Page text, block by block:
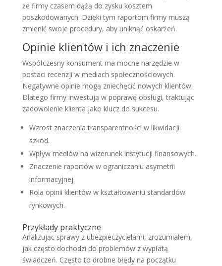
że firmy czasem dążą do zysku kosztem
poszkodowanych. Dzięki tym raportom firmy muszą
zmienić swoje procedury, aby uniknąć oskarżeń.
Opinie klientów i ich znaczenie
Współczesny konsument ma mocne narzędzie w
postaci recenzji w mediach społecznościowych.
Negatywne opinie mogą zniechęcić nowych klientów.
Dlatego firmy inwestują w poprawę obsługi, traktując
zadowolenie klienta jako klucz do sukcesu.
Wzrost znaczenia transparentności w likwidacji
szkód.
Wpływ mediów na wizerunek instytucji finansowych.
Znaczenie raportów w ograniczaniu asymetrii
informacyjnej.
Rola opinii klientów w kształtowaniu standardów
rynkowych.
Przykłady praktyczne
Analizując sprawy z ubezpieczycielami, zrozumiałem,
jak często dochodzi do problemów z wypłatą
świadczeń. Często to drobne błędy na początku